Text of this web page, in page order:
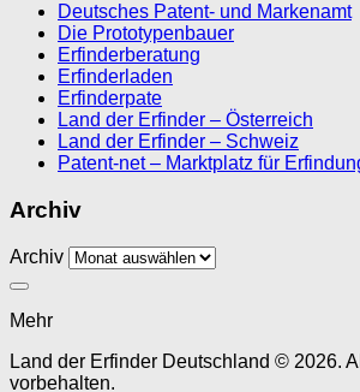
Deutsches Patent- und Markenamt
Die Prototypenbauer
Erfinderberatung
Erfinderladen
Erfinderpate
Land der Erfinder – Österreich
Land der Erfinder – Schweiz
Patent-net – Marktplatz für
Archiv
Archiv
Mehr
Land der Erfinder Deutschland © 2026.
vorbehalten.